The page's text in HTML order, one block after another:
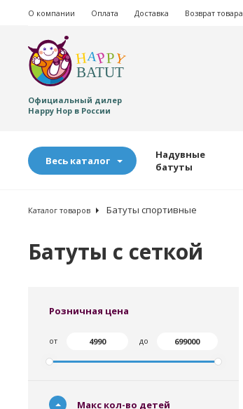
О компании Оплата Доставка Возврат товара
Официальный дилер
Happy Hop в России
Весь каталог
Надувные
батуты
Каталог товаров Батуты спортивные
Батуты с сеткой
Розничная цена
от до
Макс кол-во детей